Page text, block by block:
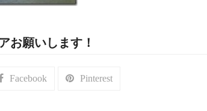
お願いします！
Facebook Pinterest